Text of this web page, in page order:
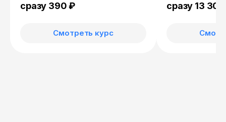
сразу 390 ₽
Смотреть курс
сразу 13